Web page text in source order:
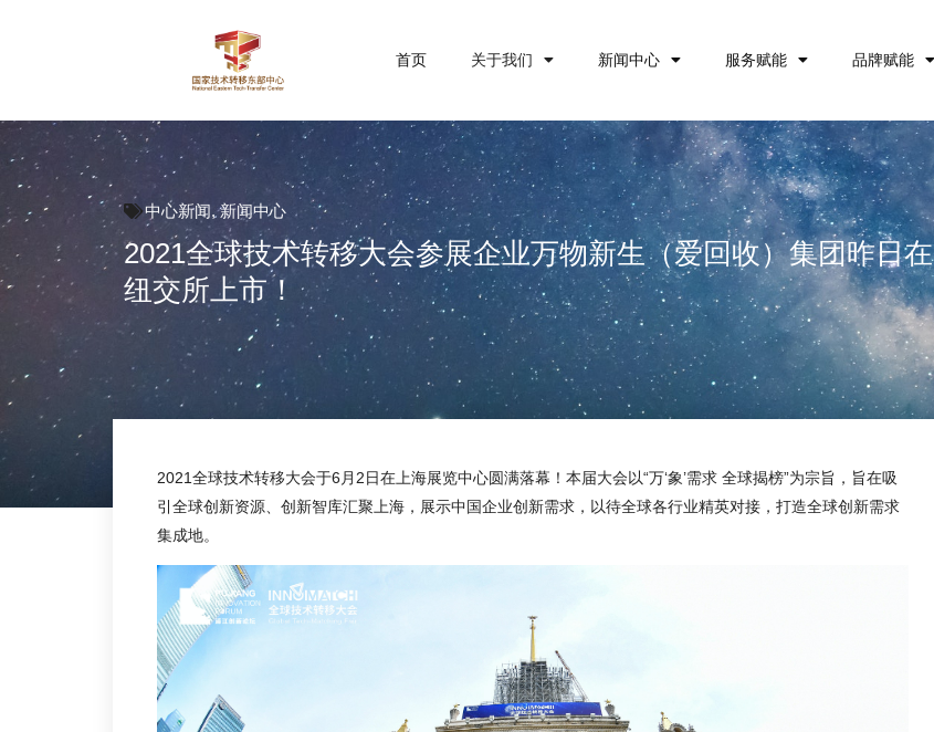
首页 关于我们 新闻中心 服务赋能 品牌赋能
中心新闻,新闻中心
2021全球技术转移大会参展企业万物新生（爱回收）集团昨日在
纽交所上市！
2021全球技术转移大会于6月2日在上海展览中心圆满落幕！本届大会以“万‘象’需求 全球揭榜”为宗旨，旨在吸
引全球创新资源、创新智库汇聚上海，展示中国企业创新需求，以待全球各行业精英对接，打造全球创新需求
集成地。